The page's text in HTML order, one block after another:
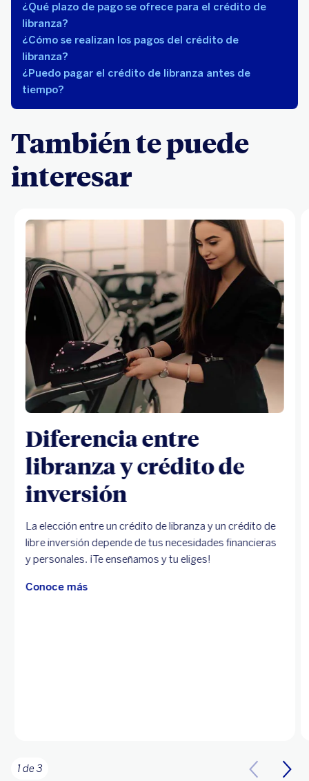
¿Qué plazo de pago se ofrece para el crédito de
libranza?
¿Cómo se realizan los pagos del crédito de
libranza?
¿Puedo pagar el crédito de libranza antes de
tiempo?
También te puede
interesar
Diferencia entre
libranza y crédito de
inversión
La elección entre un crédito de libranza y un crédito de
libre inversión depende de tus necesidades financieras
y personales. ¡Te enseñamos y tu eliges!
Conoce más
1 de 3